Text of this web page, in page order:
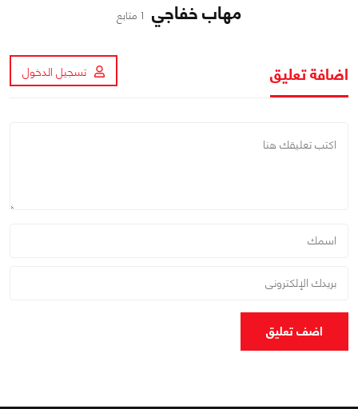
مهاب خفاجي 1 متابع
اضافة تعليق تسجيل الدخول
اضف تعليق